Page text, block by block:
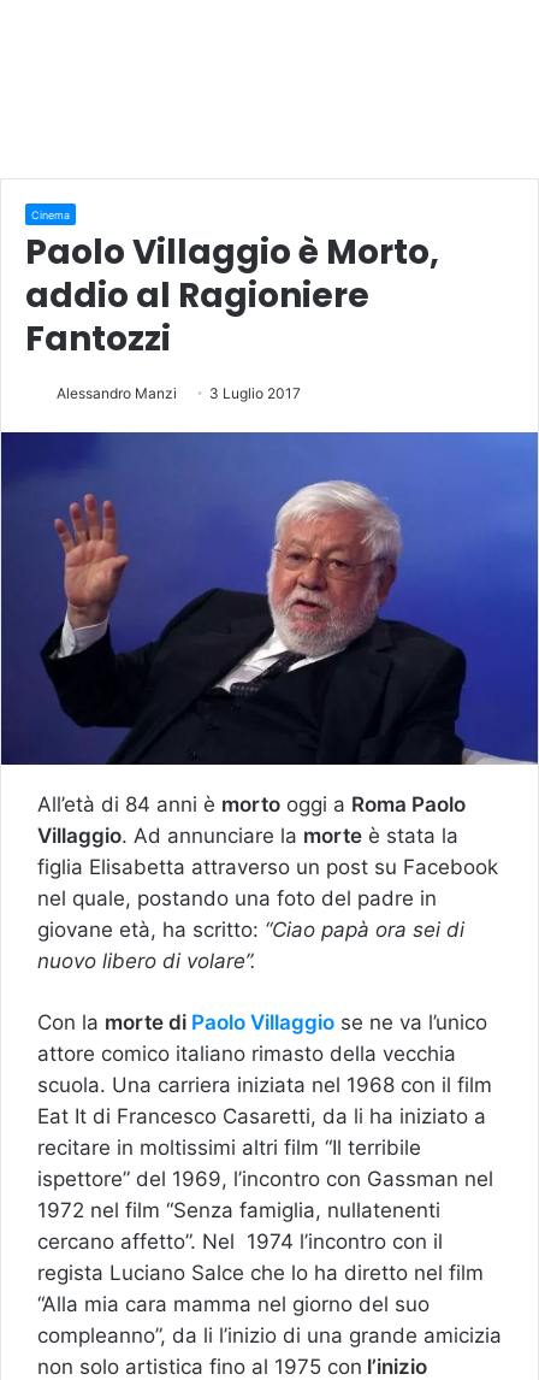
Cinema
Paolo Villaggio è Morto,
addio al Ragioniere
Fantozzi
Alessandro Manzi 3 Luglio 2017
All’età di 84 anni è morto oggi a Roma Paolo
Villaggio. Ad annunciare la morte è stata la
figlia Elisabetta attraverso un post su Facebook
nel quale, postando una foto del padre in
giovane età, ha scritto: “Ciao papà ora sei di
nuovo libero di volare”.
Con la morte di Paolo Villaggio se ne va l’unico
attore comico italiano rimasto della vecchia
scuola. Una carriera iniziata nel 1968 con il film
Eat It di Francesco Casaretti, da li ha iniziato a
recitare in moltissimi altri film “Il terribile
ispettore” del 1969, l’incontro con Gassman nel
1972 nel film “Senza famiglia, nullatenenti
cercano affetto”. Nel 1974 l’incontro con il
regista Luciano Salce che lo ha diretto nel film
“Alla mia cara mamma nel giorno del suo
compleanno”, da li l’inizio di una grande amicizia
non solo artistica fino al 1975 con l’inizio